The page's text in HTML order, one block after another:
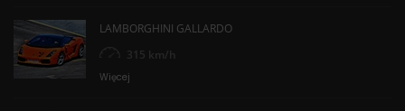
LAMBORGHINI GALLARDO
315 km/h
Więcej